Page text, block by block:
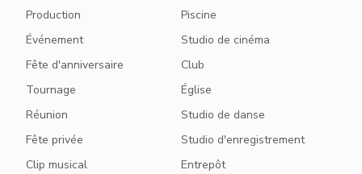
Production
Événement
Fête d'anniversaire
Tournage
Réunion
Fête privée
Clip musical
Piscine
Studio de cinéma
Club
Église
Studio de danse
Studio d'enregistrement
Entrepôt